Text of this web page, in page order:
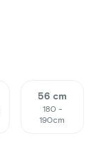
56 cm
180 -
190cm